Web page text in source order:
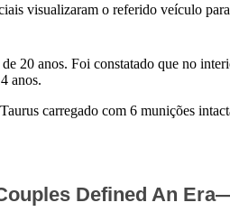
visualizaram o referido veículo
anos. Foi constatado que no
anos.
carregado com 6 munições